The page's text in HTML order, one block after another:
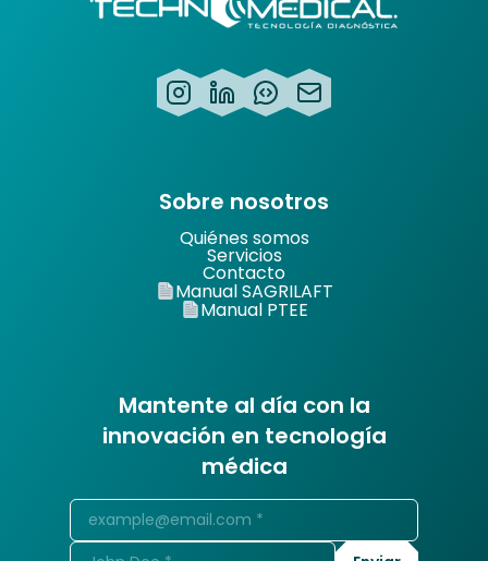
Sobre nosotros
Quiénes somos
Servicios
Contacto
Manual SAGRILAFT
Manual PTEE
Mantente al día con la
innovación en tecnología
médica